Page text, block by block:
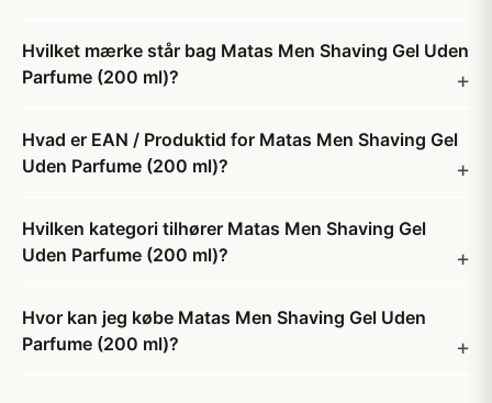
Hvilket mærke står bag Matas Men Shaving Gel Uden
Parfume (200 ml)?
Hvad er EAN / Produktid for Matas Men Shaving Gel
Uden Parfume (200 ml)?
Hvilken kategori tilhører Matas Men Shaving Gel
Uden Parfume (200 ml)?
Hvor kan jeg købe Matas Men Shaving Gel Uden
Parfume (200 ml)?